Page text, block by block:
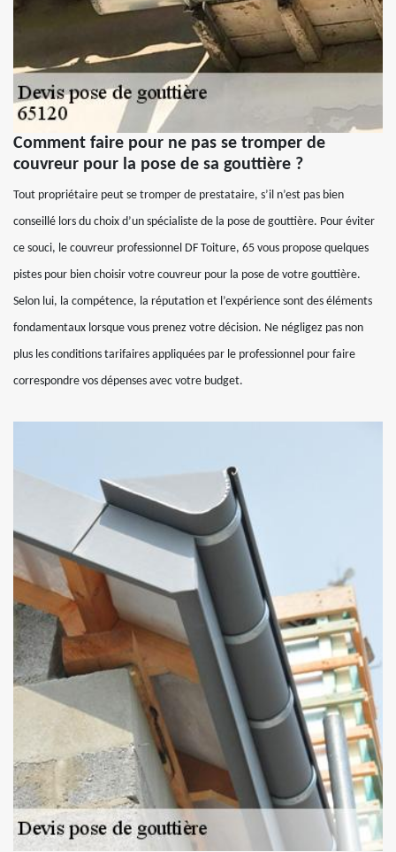
Comment faire pour ne pas se tromper de
couvreur pour la pose de sa gouttière ?
Tout propriétaire peut se tromper de prestataire, s’il n’est pas bien
conseillé lors du choix d’un spécialiste de la pose de gouttière. Pour éviter
ce souci, le couvreur professionnel DF Toiture, 65 vous propose quelques
pistes pour bien choisir votre couvreur pour la pose de votre gouttière.
Selon lui, la compétence, la réputation et l’expérience sont des éléments
fondamentaux lorsque vous prenez votre décision. Ne négligez pas non
plus les conditions tarifaires appliquées par le professionnel pour faire
correspondre vos dépenses avec votre budget.